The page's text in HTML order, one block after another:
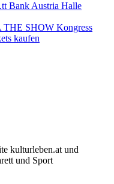
Bank Austria Halle
SHOW Kongress
kaufen
kulturleben.at und
und Sport